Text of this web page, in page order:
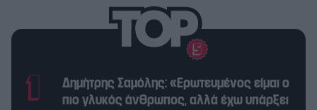
Δημήτρης Σαμόλης: «Ερωτευμένος είμαι ο
πιο γλυκός άνθρωπος, αλλά έχω υπάρξει